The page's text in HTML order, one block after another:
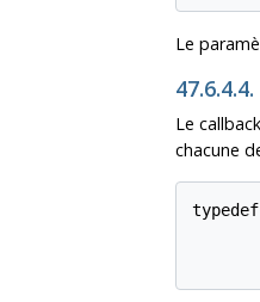
Le
Le
chacune